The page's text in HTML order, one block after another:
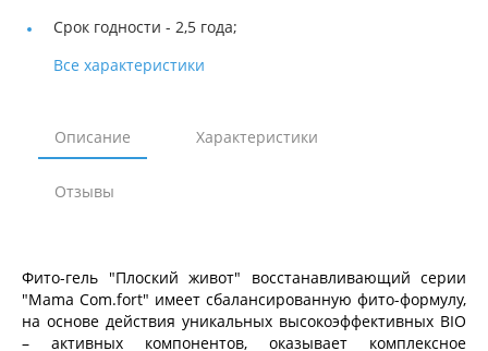
Срок годности - 2,5 года;
Все характеристики
Описание Характеристики
Отзывы
Фито-гель "Плоский живот" восстанавливающий серии
"Mama Com.fort" имеет сбалансированную фито-формулу,
на основе действия уникальных высокоэффективных BIO
– активных компонентов, оказывает комплексное